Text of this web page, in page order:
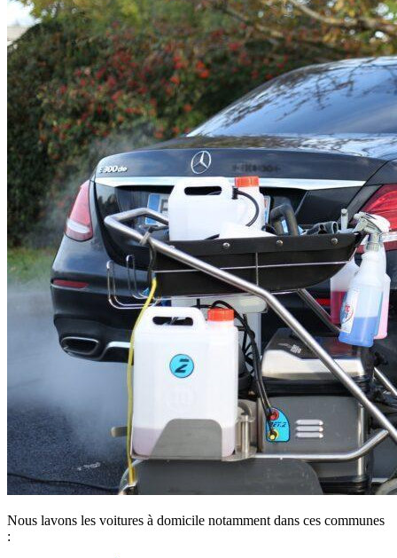
Nous lavons les voitures à domicile notamment dans ces communes
: